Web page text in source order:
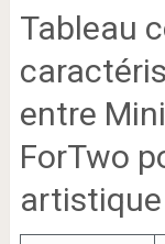
Tableau
entre
ForTwo